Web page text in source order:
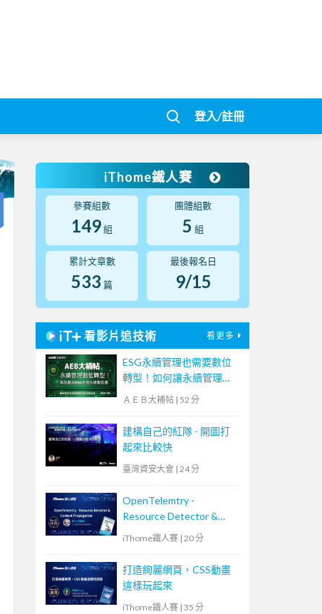
登入/註冊
iThome鐵人賽
參賽組數
149組
團體組數
5 組
累計文章數
533 篇
最後報名日
9/15
看影片追技術 看更多
ESG永續管理也需要數位
轉型！如何讓永續管理既
高效又符合國際標章？
ＡＥＢ大補帖 | 52 分
建構自己的紅隊 - 開圖打
起來比較快
臺灣資安大會 | 24 分
OpenTelemtry -
Resource Detector &
Context Propagation
iThome鐵人賽 | 20 分
打造絢麗網頁，CSS動畫
這樣玩起來
iThome鐵人賽 | 35 分